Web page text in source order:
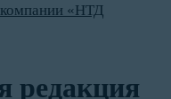
компании «НТД
редакция